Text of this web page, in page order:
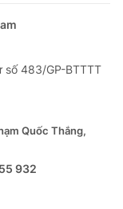
số 483/GP-BTTTT
Quốc Thắng,
932